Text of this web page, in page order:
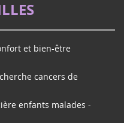
et bien-être
cancers de
enfants malades -